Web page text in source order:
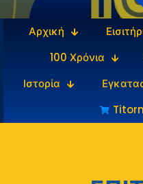
Αρχική
100 Χρόνια
Ιστορία